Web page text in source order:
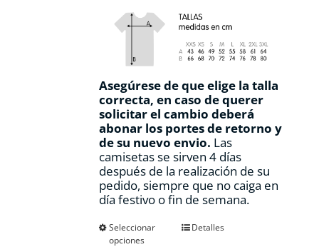
Asegúrese de que elige la talla
correcta, en caso de querer
solicitar el cambio deberá
abonar los portes de retorno y
de su nuevo envio. Las
camisetas se sirven 4 días
después de la realización de su
pedido, siempre que no caiga en
día festivo o fin de semana.
Seleccionar
opciones
EsteDetalles